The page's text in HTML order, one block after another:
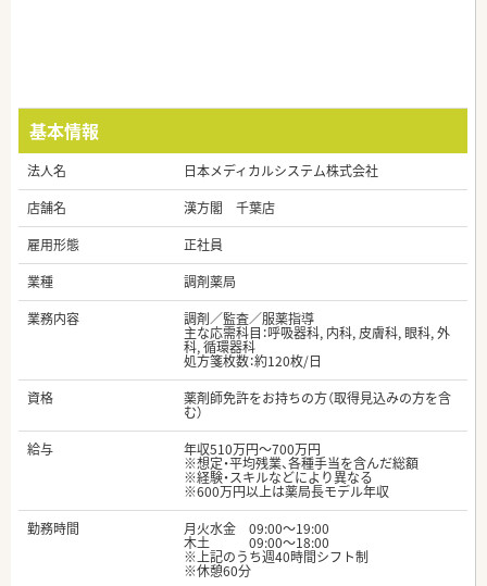
基本情報
法人名
日本メディカルシステム株式会社
店舗名
漢方閣 千葉店
雇用形態
正社員
業種
調剤薬局
業務内容
調剤／監査／服薬指導
主な応需科目：呼吸器科, 内科, 皮膚科, 眼科, 外
科, 循環器科
処方箋枚数：約120枚/日
資格
薬剤師免許をお持ちの方（取得見込みの方を含
む）
給与
年収510万円～700万円
※想定・平均残業、各種手当を含んだ総額
※経験・スキルなどにより異なる
※600万円以上は薬局長モデル年収
勤務時間
月火水金 09:00～19:00
木土 09:00～18:00
※上記のうち週40時間シフト制
※休憩60分